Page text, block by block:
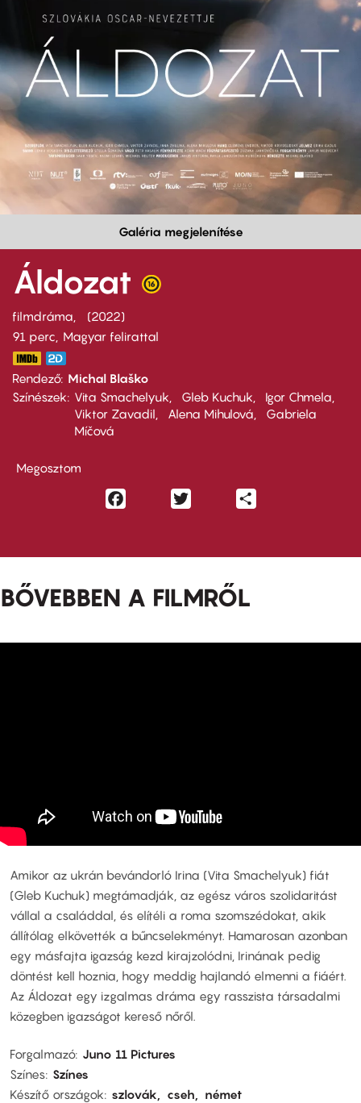
Galéria megjelenítése
Áldozat
filmdráma
2022
91 perc,
Magyar felirattal
Rendező Michal Blaško
Színészek
Vita Smachelyuk Gleb Kuchuk
Igor Chmela
Viktor Zavadil
Alena Mihulová
Gabriela
Míčová
Megosztom
Facebook
BŐVEBBEN A FILMRŐL
Amikor az ukrán bevándorló Irina (Vita Smachelyuk) fiát
(Gleb Kuchuk) megtámadják, az egész város szolidaritást
vállal a családdal, és elítéli a roma szomszédokat, akik
állítólag elkövették a bűncselekményt. Hamarosan azonban
egy másfajta igazság kezd kirajzolódni, Irinának pedig
döntést kell hoznia, hogy meddig hajlandó elmenni a fiáért.
Az Áldozat egy izgalmas dráma egy rasszista társadalmi
közegben igazságot kereső nőről.
Forgalmazó Juno 11 Pictures
Színes Színes
Készítő országok
szlovák cseh
német